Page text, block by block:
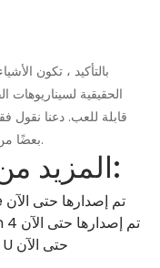
بالتأكيد ، تكون
الحقيقية لسيناريوهات
قابلة للعب. دعنا نقول
بعضًا من أكثر أفلام الحرب 'واقعية' في العقد الماضي.
المزيد من الترفيه ورقة الغش:
أفضل 10 ألعاب حصرية على Xbox One تم إصدارها حتى الآن
أفضل 7 ألعاب حصرية من PlayStation 4 تم إصدارها حتى الآن
تم إصدار 10 من أفضل ألعاب الفيديو Wii U حتى الآن